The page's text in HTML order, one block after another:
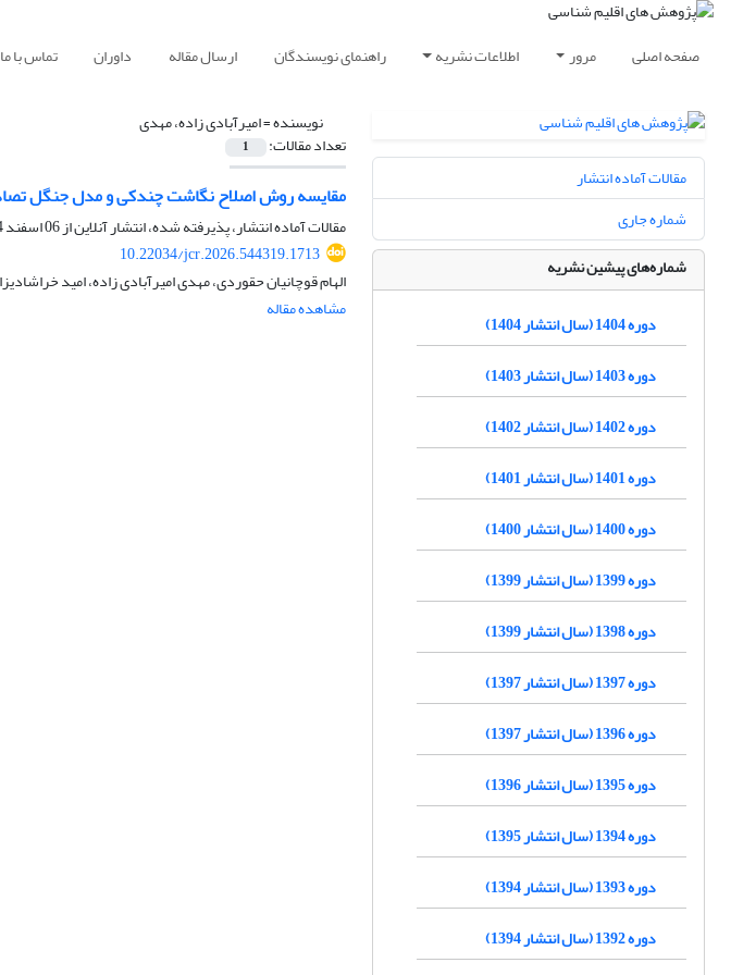
صفحه اصلی مرور اطلاعات نشریه راهنمای نویسندگان ارسال مقاله داوران تماس با ما
نویسنده =امیرآبادی زاده، مهدی
تعداد مقالات: 1
مقایسه روش اصلاح نگاشت چندکی و مدل جنگل
مقالات آماده انتشار، پذیرفته شده، انتشار آنلاین از06 اسفند 1404
10.22034/jcr.2026.544319.1713
الهام قوچانیان حقوردی، مهدی امیرآبادی زاده، امید
مشاهده مقاله
مقالات آماده انتشار
شماره جاری
شماره‌های پیشین نشریه
دوره 1404 (سال انتشار 1404)
دوره 1403 (سال انتشار 1403)
دوره 1402 (سال انتشار 1402)
دوره 1401 (سال انتشار 1401)
دوره 1400 (سال انتشار 1400)
دوره 1399 (سال انتشار 1399)
دوره 1398 (سال انتشار 1399)
دوره 1397 (سال انتشار 1397)
دوره 1396 (سال انتشار 1397)
دوره 1395 (سال انتشار 1396)
دوره 1394 (سال انتشار 1395)
دوره 1393 (سال انتشار 1394)
دوره 1392 (سال انتشار 1394)